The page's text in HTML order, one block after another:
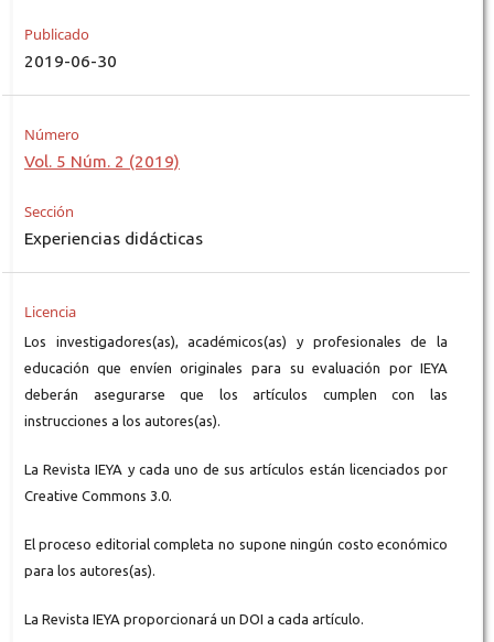
Publicado
2019-06-30
Número
Vol. 5 Núm. 2 (2019)
Sección
Experiencias didácticas
Licencia
Los investigadores(as), académicos(as) y profesionales de la
educación que envíen originales para su evaluación por IEYA
deberán asegurarse que los artículos cumplen con las
instrucciones a los autores(as).
La Revista IEYA y cada uno de sus artículos están licenciados por
Creative Commons 3.0.
El proceso editorial completa no supone ningún costo económico
para los autores(as).
La Revista IEYA proporcionará un DOI a cada artículo.